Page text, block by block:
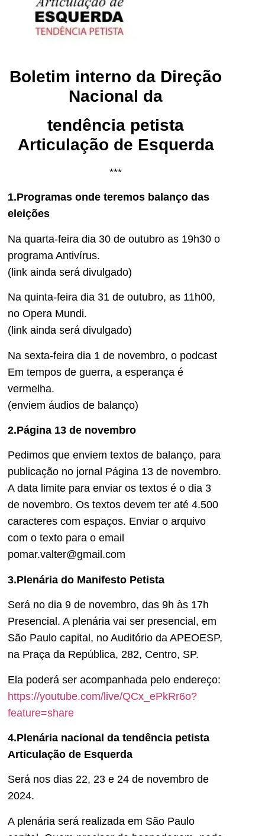
Boletim interno da Direção
Nacional da
tendência petista
Articulação de Esquerda
***
1.Programas onde teremos balanço das
eleições
Na quarta-feira dia 30 de outubro as 19h30 o
programa Antivírus.
(link ainda será divulgado)
Na quinta-feira dia 31 de outubro, as 11h00,
no Opera Mundi.
(link ainda será divulgado)
Na sexta-feira dia 1 de novembro, o podcast
Em tempos de guerra, a esperança é
vermelha.
(enviem áudios de balanço)
2.Página 13 de novembro
Pedimos que enviem textos de balanço, para
publicação no jornal Página 13 de novembro.
A data limite para enviar os textos é o dia 3
de novembro. Os textos devem ter até 4.500
caracteres com espaços. Enviar o arquivo
com o texto para o email
pomar.valter@gmail.com
3.Plenária do Manifesto Petista
Será no dia 9 de novembro, das 9h às 17h
Presencial. A plenária vai ser presencial, em
São Paulo capital, no Auditório da APEOESP,
na Praça da República, 282, Centro, SP.
Ela poderá ser acompanhada pelo endereço:
https://youtube.com/live/QCx_ePkRr6o?
feature=share
4.Plenária nacional da tendência petista
Articulação de Esquerda
Será nos dias 22, 23 e 24 de novembro de
2024.
A plenária será realizada em São Paulo